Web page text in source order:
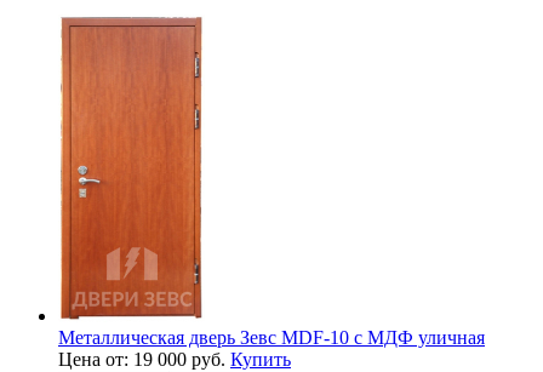
Металлическая дверь Зевс MDF-10 с МДФ уличная
Цена от: 19 000 руб. Купить